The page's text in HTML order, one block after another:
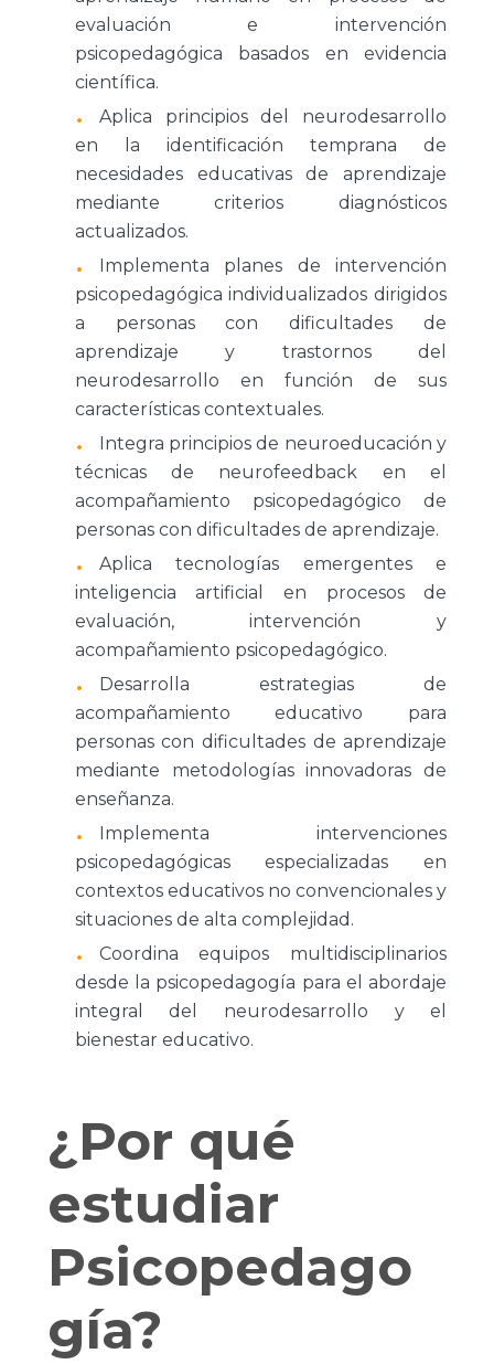
evaluación e intervención
psicopedagógica basados en evidencia
científica.
Aplica principios del neurodesarrollo
en la identificación temprana de
necesidades educativas de aprendizaje
mediante criterios diagnósticos
actualizados.
Implementa planes de intervención
psicopedagógica individualizados dirigidos
a personas con dificultades de
aprendizaje y trastornos del
neurodesarrollo en función de sus
características contextuales.
Integra principios de neuroeducación y
técnicas de neurofeedback en el
acompañamiento psicopedagógico de
personas con dificultades de aprendizaje.
Aplica tecnologías emergentes e
inteligencia artificial en procesos de
evaluación, intervención y
acompañamiento psicopedagógico.
Desarrolla estrategias de
acompañamiento educativo para
personas con dificultades de aprendizaje
mediante metodologías innovadoras de
enseñanza.
Implementa intervenciones
psicopedagógicas especializadas en
contextos educativos no convencionales y
situaciones de alta complejidad.
Coordina equipos multidisciplinarios
desde la psicopedagogía para el abordaje
integral del neurodesarrollo y el
bienestar educativo.
¿Por qué
estudiar
Psicopedago
gía?